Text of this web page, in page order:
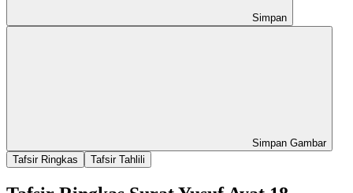
Simpan
Simpan Gambar
Tafsir Ringkas
Tafsir Tahlili